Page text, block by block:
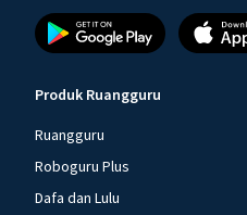
Produk Ruangguru
Ruangguru
Roboguru Plus
Dafa dan Lulu